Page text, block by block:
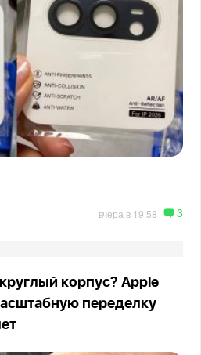
вчера в 19:58 3
корпус? Apple
переделку